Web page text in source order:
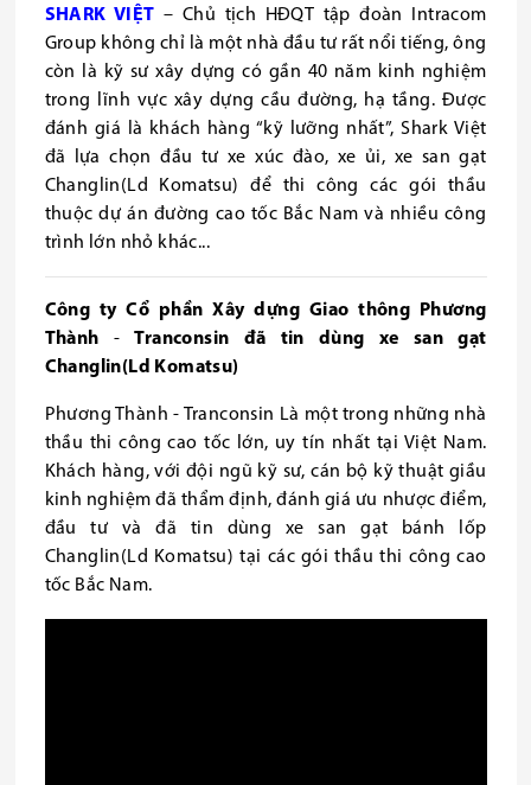
SHARK VIỆT – Chủ tịch HĐQT tập đoàn Intracom
Group không chỉ là một nhà đầu tư rất nổi tiếng, ông
còn là kỹ sư xây dựng có gần 40 năm kinh nghiệm
trong lĩnh vực xây dựng cầu đường, hạ tầng. Được
đánh giá là khách hàng “kỹ lưỡng nhất”, Shark Việt
đã lựa chọn đầu tư xe xúc đào, xe ủi, xe san gạt
Changlin(Ld Komatsu) để thi công các gói thầu
thuộc dự án đường cao tốc Bắc Nam và nhiều công
trình lớn nhỏ khác...
Công ty Cổ phần Xây dựng Giao thông Phương
Thành -Tranconsin
đã tin dùng xe san gạt
Changlin(Ld Komatsu)
Phương Thành - Tranconsin Là một trong những nhà
thầu thi công cao tốc lớn, uy tín nhất tại Việt Nam.
Khách hàng,với đội ngũ kỹ sư, cán bộ kỹ thuật giầu
kinh nghiệmđã thẩm định, đánh giá ưu nhược điểm,
đầu tư và đã tin dùng xe san gạt bánh lốp
Changlin(Ld Komatsu) tại các gói thầu thi công cao
tốc Bắc Nam.